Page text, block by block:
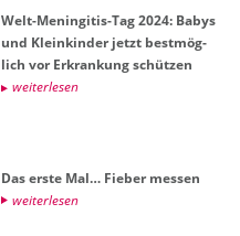
Welt-Me­nin­gi­tis-Tag 2024: Babys
und Klein­kin­der jetzt best­mög­
lich vor Er­kran­kung schüt­zen
wei­ter­le­sen
Das erste Mal… Fie­ber mes­sen
wei­ter­le­sen